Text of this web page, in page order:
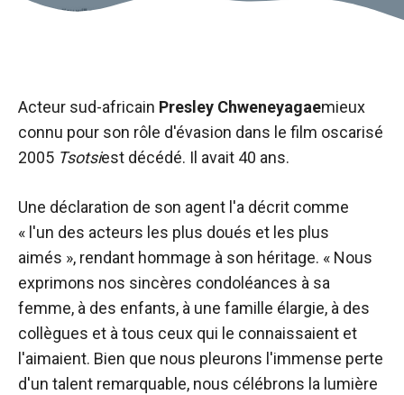
Acteur sud-africain Presley Chweneyagaemieux
connu pour son rôle d'évasion dans le film oscarisé
2005 Tsotsiest décédé. Il avait 40 ans.
Une déclaration de son agent l'a décrit comme
« l'un des acteurs les plus doués et les plus
aimés », rendant hommage à son héritage. « Nous
exprimons nos sincères condoléances à sa
femme, à des enfants, à une famille élargie, à des
collègues et à tous ceux qui le connaissaient et
l'aimaient. Bien que nous pleurons l'immense perte
d'un talent remarquable, nous célébrons la lumière